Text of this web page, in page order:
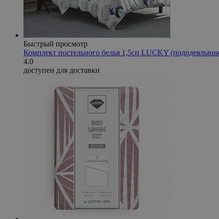
Быстрый просмотр
Комплект постельного белья 1,5сп LUCKY
4.0
доступен для доставки